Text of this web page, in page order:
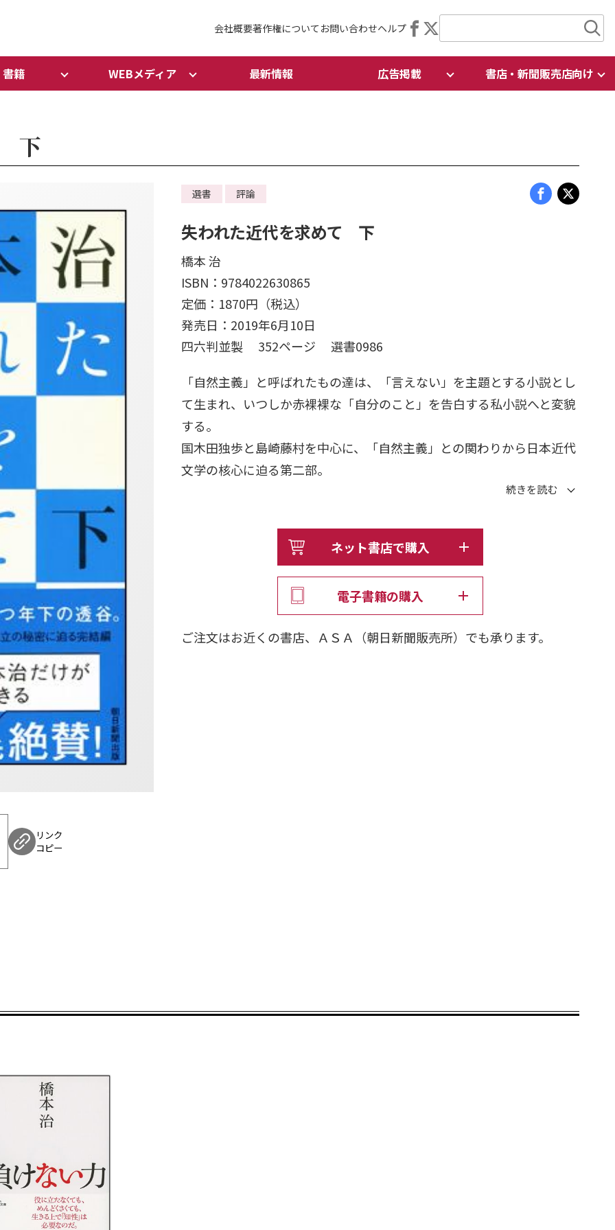
会社概要著作権について お問い合わせヘルプ
書籍 WEBメディア 最新情報 広告掲載 書店・新聞販売店向け
下
リンク
コピー
選書 評論
失われた近代を求めて 下
橋本 治
ISBN：9784022630865
定価：1870円（税込）
発売日：2019年6月10日
四六判並製 352ページ 選書0986
「自然主義」と呼ばれたもの達は、「言えない」を主題とする小説とし
て生まれ、いつしか赤裸裸な「自分のこと」を告白する私小説へと変貌
する。
国木田独歩と島崎藤村を中心に、「自然主義」との関わりから日本近代
文学の核心に迫る第二部。
岡子規、一つ年下の北村透谷。
明治生まれの第一世代の群像を、彼らの作品読解を通して活写する
橋本治の「近代」「文学」論の完結編。
たものとはなんなのか？
ネット書店で購入
電子書籍の購入
ご注文はお近くの書店、ＡＳＡ（朝日新聞販売所）でも承ります。